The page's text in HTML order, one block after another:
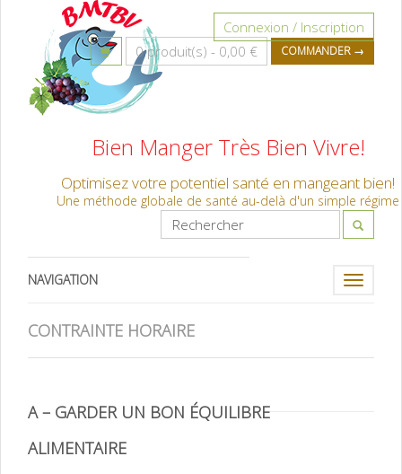
Bien Manger Très Bien Vivre!
Optimisez votre potentiel santé en mangeant bien!
Une méthode globale de santé au-delà d'un simple régime
0 produit(s) - 0,00 € COMMANDER →
Connexion / Inscription
Toggle
NAVIGATION
CONTRAINTE HORAIRE
A – GARDER UN BON ÉQUILIBRE
ALIMENTAIRE